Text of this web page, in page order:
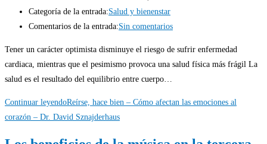
Categoría de la entrada:Salud y bienenstar
Comentarios de la entrada:Sin comentarios
Tener un carácter optimista disminuye el riesgo de sufrir enfermedad
cardiaca, mientras que el pesimismo provoca una salud física más frágil La
salud es el resultado del equilibrio entre cuerpo…
Continuar leyendoReírse, hace bien – Cómo afectan las emociones al
corazón – Dr. David Sznajderhaus